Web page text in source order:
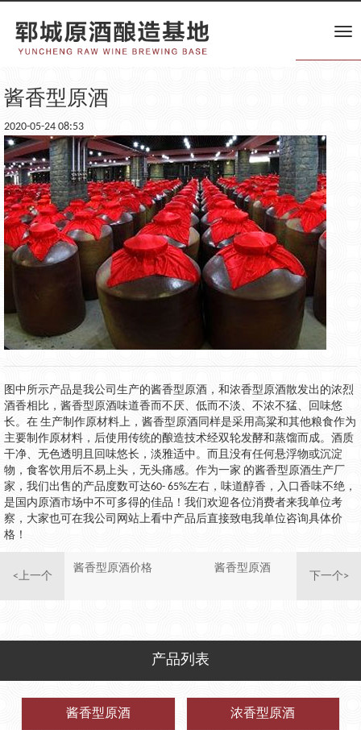
酱香型原酒
2020-05-24 08:53
图中所示产品是我公司生产的酱香型原酒，和浓香型原酒散发出的浓烈
酒香相比，酱香型原酒味道香而不厌、低而不淡、不浓不猛、回味悠
长。在 生产制作原材料上，酱香型原酒同样是采用高粱和其他粮食作为
主要制作原材料，后使用传统的酿造技术经双轮发酵和蒸馏而成。酒质
干净、无色透明且回味悠长，淡雅适中。而且没有任何悬浮物或沉淀
物，食客饮用后不易上头，无头痛感。作为一家 的酱香型原酒生产厂
家，我们出售的产品度数可达60- 65%左右，味道醇香，入口香味不绝，
是国内原酒市场中不可多得的佳品！我们欢迎各位消费者来我单位考
察，大家也可在我公司网站上看中产品后直接致电我单位咨询具体价
格！
<上一个
酱香型原酒价格
下一个>
酱香型原酒
产品列表
酱香型原酒 浓香型原酒